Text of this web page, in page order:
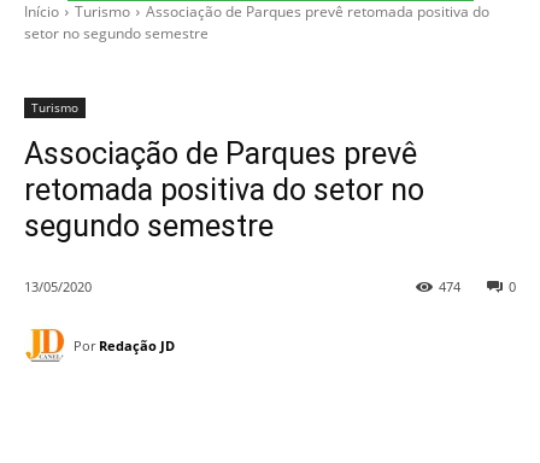
Início Turismo
Associação de Parques prevê retomada positiva do
setor no segundo semestre
Turismo
Associação de Parques prevê
retomada positiva do setor no
segundo semestre
13/05/2020 0
474
Por Redação JD